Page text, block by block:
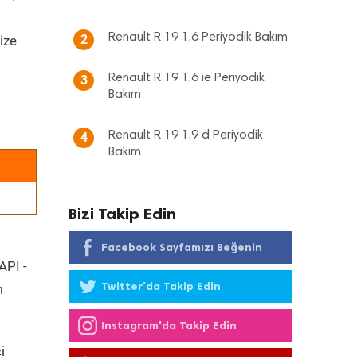
-
2 Renault R 19 1.6 Periyodik Bakım
3
Renault R 19 1.6 ie Periyodik
Bakım
4
Renault R 19 1.9 d Periyodik
Bakım
Bizi Takip Edin
Facebook Sayfamızı Beğenin
Twitter'da Takip Edin
Instagram'da Takip Edin